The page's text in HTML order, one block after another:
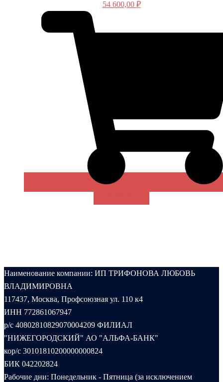
54 600,00 ₽
Наименование компании: ИП ТРИФОНОВА ЛЮБОВЬ
ВЛАДИМИРОВНА
117437, Москва, Профсоюзная ул. 110 к4
ИНН 772861067947
р/с 40802810829070004209 ФИЛИАЛ
"НИЖЕГОРОДСКИЙ" АО "АЛЬФА-БАНК"
кор/с 30101810200000000824
БИК 042202824
Рабочие дни: Понедельник - Пятница (за исключением